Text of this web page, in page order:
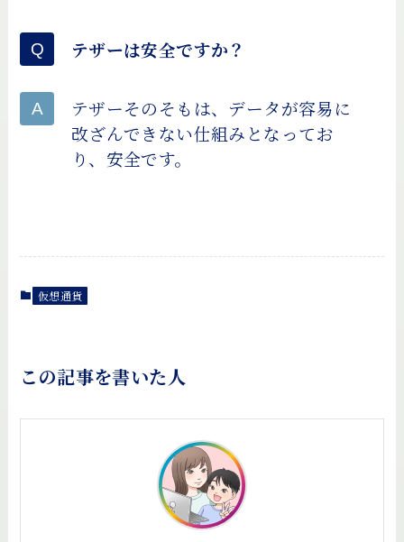
テザーは安全ですか？
テザーそのそもは、データが容易に
改ざんできない仕組みとなってお
り、安全です。
仮想通貨
この記事を書いた人